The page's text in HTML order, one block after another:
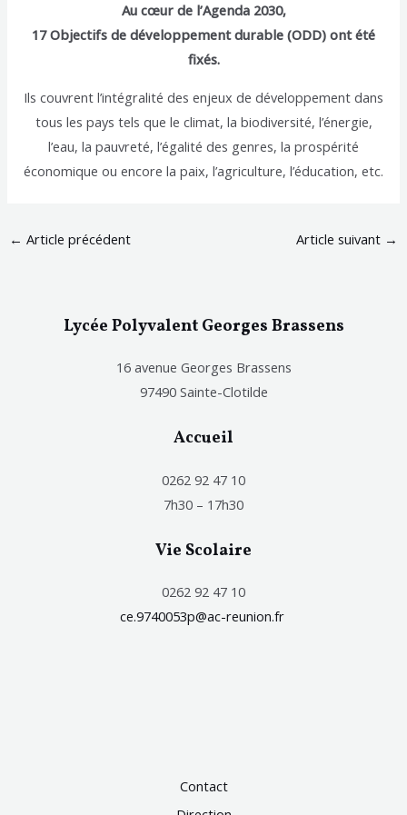
Au cœur de l’Agenda 2030,
17 Objectifs de développement durable (ODD) ont été
fixés.
Ils couvrent l’intégralité des enjeux de développement dans
tous les pays tels que le climat, la biodiversité, l’énergie,
l’eau, la pauvreté, l’égalité des genres, la prospérité
économique ou encore la paix, l’agriculture, l’éducation, etc.
← Article précédent Article suivant →
Lycée Polyvalent Georges Brassens
16 avenue Georges Brassens
97490 Sainte-Clotilde
Accueil
0262 92 47 10
7h30 – 17h30
Vie Scolaire
0262 92 47 10
ce.9740053p@ac-reunion.fr
Contact